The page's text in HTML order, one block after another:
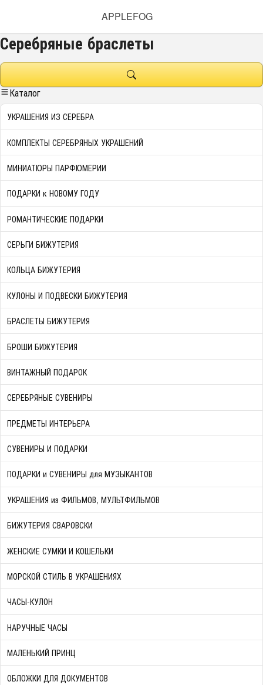
APPLEFOG
Серебряные браслеты
Каталог
УКРАШЕНИЯ ИЗ СЕРЕБРА
КОМПЛЕКТЫ СЕРЕБРЯНЫХ УКРАШЕНИЙ
МИНИАТЮРЫ ПАРФЮМЕРИИ
ПОДАРКИ к НОВОМУ ГОДУ
РОМАНТИЧЕСКИЕ ПОДАРКИ
СЕРЬГИ БИЖУТЕРИЯ
КОЛЬЦА БИЖУТЕРИЯ
КУЛОНЫ И ПОДВЕСКИ БИЖУТЕРИЯ
БРАСЛЕТЫ БИЖУТЕРИЯ
БРОШИ БИЖУТЕРИЯ
ВИНТАЖНЫЙ ПОДАРОК
СЕРЕБРЯНЫЕ СУВЕНИРЫ
ПРЕДМЕТЫ ИНТЕРЬЕРА
СУВЕНИРЫ И ПОДАРКИ
ПОДАРКИ и СУВЕНИРЫ для МУЗЫКАНТОВ
УКРАШЕНИЯ из ФИЛЬМОВ, МУЛЬТФИЛЬМОВ
БИЖУТЕРИЯ СВАРОВСКИ
ЖЕНСКИЕ СУМКИ И КОШЕЛЬКИ
МОРСКОЙ СТИЛЬ В УКРАШЕНИЯХ
ЧАСЫ-КУЛОН
НАРУЧНЫЕ ЧАСЫ
МАЛЕНЬКИЙ ПРИНЦ
ОБЛОЖКИ ДЛЯ ДОКУМЕНТОВ